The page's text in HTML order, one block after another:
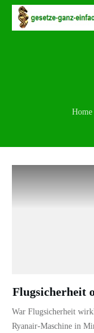
Home
Flugsicherheit
War Flugsicherheit
Ryanair-Maschine in